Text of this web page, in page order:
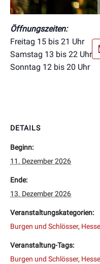
Öffnungszeiten:
Freitag 15 bis 21 Uhr
Samstag 13 bis 22 Uhr
Sonntag 12 bis 20 Uhr
DETAILS
Beginn:
11. Dezember 2026
Ende:
13. Dezember 2026
Veranstaltungskategorien:
Burgen und Schlösser,
Veranstaltung-Tags:
Burgen und Schlösser,